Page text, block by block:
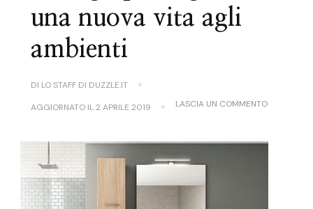
una nuova vita agli
ambienti
DI LO STAFF DI DUZZLE.IT
AGGIORNATO IL2 APRILE 2019 LASCIA UN COMMENTOSU